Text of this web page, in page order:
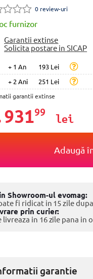
0 review-uri
furnizor
Garantii extinse
Solicita postare in SICAP
+ 1 An
193 Lei
+ 2 Ani
251 Lei
garantii extinse
99
lei
Adaugă
Showroom-ul evomag:
fi ridicat in 15 zile
prin curier:
livreaza in 16 zile pana in
garantie